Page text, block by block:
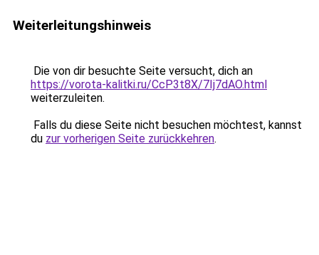
Weiterleitungshinweis
Die von dir besuchte Seite versucht, dich an
https://vorota-kalitki.ru/CcP3t8X/7Ij7dAO.html
weiterzuleiten.
Falls du diese Seite nicht besuchen möchtest, kannst
du zur vorherigen Seite zurückkehren.